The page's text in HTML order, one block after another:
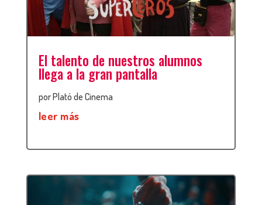
El talento de nuestros alumnos
llega a la gran pantalla
porPlató de Cinema
leer más